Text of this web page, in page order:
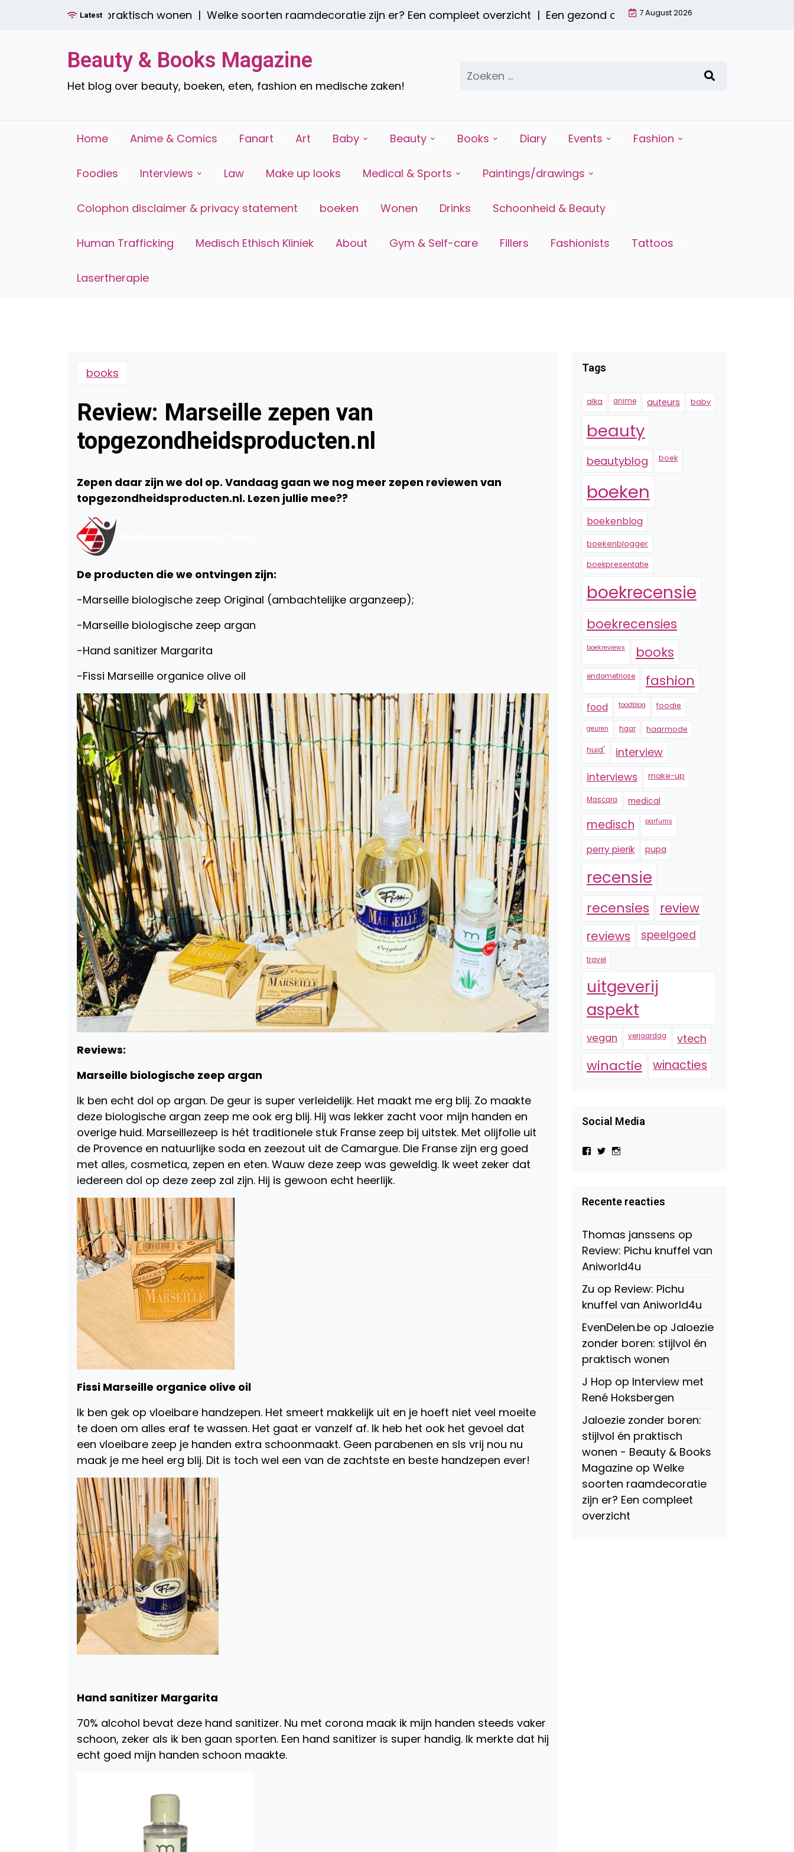
Latest
stijlvol én praktisch wonen |Welke soorten raamdecoratie zijn er? Een compleet overzicht |Een gezond ontbijt met een smoothie: waarom het
7 August 2026
Beauty & Books Magazine
Het blog over beauty, boeken, eten, fashion en medische zaken!
Zoeken
naar:
Home Anime & Comics Fanart Art Baby Beauty Books Diary Events Fashion
Foodies Interviews Law Make up looks Medical & Sports Paintings/drawings
Colophon disclaimer & privacy statement boeken Wonen Drinks Schoonheid & Beauty
Human Trafficking Medisch Ethisch Kliniek About Gym & Self-care Fillers Fashionists Tattoos
Lasertherapie
books
Review: Marseille zepen van
topgezondheidsproducten.nl
Zepen daar zijn we dol op. Vandaag gaan we nog meer zepen reviewen van
topgezondheidsproducten.nl. Lezen jullie mee??
De producten die we ontvingen zijn:
-Marseille biologische zeep Original (ambachtelijke arganzeep);
-Marseille biologische zeep argan
-Hand sanitizer Margarita
-Fissi Marseille organice olive oil
Reviews:
Marseille biologische zeep argan
Ik ben echt dol op argan. De geur is super verleidelijk. Het maakt me erg blij. Zo maakte
deze biologische argan zeep me ook erg blij. Hij was lekker zacht voor mijn handen en
overige huid. Marseillezeep is hét traditionele stuk Franse zeep bij uitstek. Met olijfolie uit
de Provence en natuurlijke soda en zeezout uit de Camargue. Die Franse zijn erg goed
met alles, cosmetica, zepen en eten. Wauw deze zeep was geweldig. Ik weet zeker dat
iedereen dol op deze zeep zal zijn. Hij is gewoon echt heerlijk.
Fissi Marseille organice olive oil
Ik ben gek op vloeibare handzepen. Het smeert makkelijk uit en je hoeft niet veel moeite
te doen om alles eraf te wassen. Het gaat er vanzelf af. Ik heb het ook het gevoel dat
een vloeibare zeep je handen extra schoonmaakt. Geen parabenen en sls vrij nou nu
maak je me heel erg blij. Dit is toch wel een van de zachtste en beste handzepen ever!
Hand sanitizer Margarita
70% alcohol bevat deze hand sanitizer. Nu met corona maak ik mijn handen steeds vaker
schoon, zeker als ik ben gaan sporten. Een hand sanitizer is super handig. Ik merkte dat hij
echt goed mijn handen schoon maakte.
Tags
alka anime auteurs baby
beauty
beautyblog boek
boeken
boekenblog
boekenblogger
boekpresentatie
boekrecensie
boekrecensies
boekreviews books
endometriose fashion
food foodblog foodie
geuren haar haarmode
huid' interview
interviews make-up
Mascara medical
medisch parfums
perry pierik pupa
recensie
recensies review
reviews speelgoed
travel
uitgeverij
aspekt
vegan verjaardag vtech
winactie winacties
Social Media
Bekijk
Beauty-
147775071915783/?
Facebook
Bekijk
op
Twitter
op
Instagram
Recente reacties
Thomas janssens op
Review: Pichu knuffel van
Aniworld4u
Zu op Review: Pichu
knuffel van Aniworld4u
EvenDelen.be op Jaloezie
zonder boren: stijlvol én
praktisch wonen
J Hop op Interview met
René Hoksbergen
Jaloezie zonder boren:
stijlvol én praktisch
wonen - Beauty & Books
Magazine op Welke
soorten raamdecoratie
zijn er? Een compleet
overzicht